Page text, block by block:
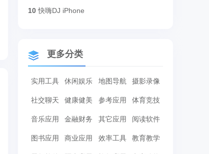
10 快嗨DJ iPhone
更多分类
实用工具 休闲娱乐 地图导航 摄影录像
社交聊天 健康健美 参考应用 体育竞技
音乐应用 金融财务 其它应用 阅读软件
图书应用 商业应用 效率工具 教育教学